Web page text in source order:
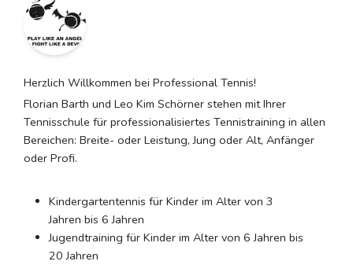
Herzlich Willkommen bei Professional Tennis!
Florian Barth und Leo Kim Schörner stehen mit Ihrer
Tennisschule für professionalisiertes Tennistraining in allen
Bereichen: Breite- oder Leistung, Jung oder Alt, Anfänger
oder Profi.
Kindergartentennis für Kinder im Alter von 3
Jahren bis 6 Jahren
Jugendtraining für Kinder im Alter von 6 Jahren bis
20 Jahren